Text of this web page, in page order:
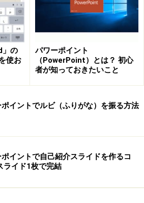
量を確認しおこう
接続しているマイクを確認し、マ
たときに「マイクのテスト」のバ
です。
ーが中央付近まで触れればOKだ
る
幕」グループにすべての機能が集
「常に字幕を使用する」のチェッ
」の
使お
パワーポイント
（PowerPoint）とは？ 初心
者が知っておきたいこと
イントでルビ（ふりがな）を振る方法
イントで自己紹介スライドを作るコ
ライド1枚で完結